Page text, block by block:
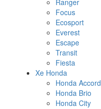
Ranger
Focus
Ecosport
Everest
Escape
Transit
Fiesta
Xe Honda
Honda Accord
Honda Brio
Honda City